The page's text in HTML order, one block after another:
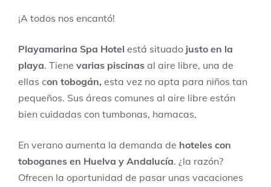
¡A todos nos encantó!
Playamarina Spa Hotel está situado justo en la
playa. Tiene varias piscinas al aire libre, una de
ellas con tobogán, esta vez no apta para niños tan
pequeños. Sus áreas comunes al aire libre están
bien cuidadas con tumbonas, hamacas,
En verano aumenta la demanda de hoteles con
toboganes en Huelva y Andalucía. ¿la razón?
Ofrecen la oportunidad de pasar unas vacaciones